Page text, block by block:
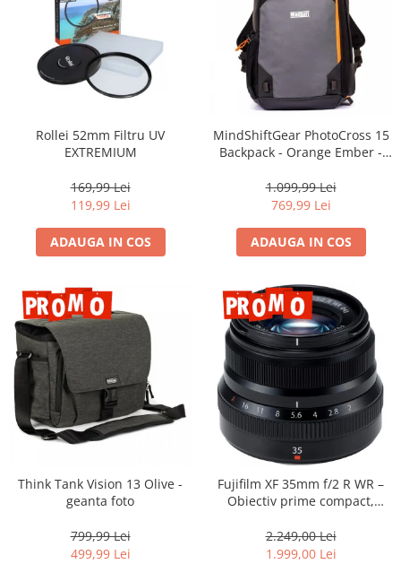
Rollei 52mm Filtru UV
EXTREMIUM
169,99 Lei
119,99 Lei
ADAUGA IN COS
MindShiftGear PhotoCross 15
Backpack - Orange Ember -
1.099,99 Lei
769,99 Lei
ADAUGA IN COS
Think Tank Vision 13 Olive -
geanta foto
799,99 Lei
499,99 Lei
Fujifilm XF 35mm f/2 R WR –
Obiectiv prime compact,
intemperii pentru fotografie
de zi cu zi
2.249,00 Lei
1.999,00 Lei